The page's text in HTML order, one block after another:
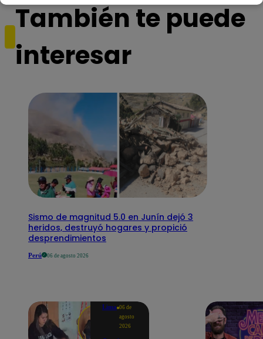
También te puede
interesar
Sismo de magnitud 5.0 en Junín dejó 3
heridos, destruyó hogares y propició
desprendimientos
Perú 06 de agosto 2026
Lima 06 de
agosto
2026